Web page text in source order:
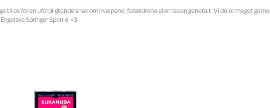
til os for en uforpligtende snak om hvalpene, forældrene eller racen generalt. Vi deler meget gerne
Springer Spaniel <3